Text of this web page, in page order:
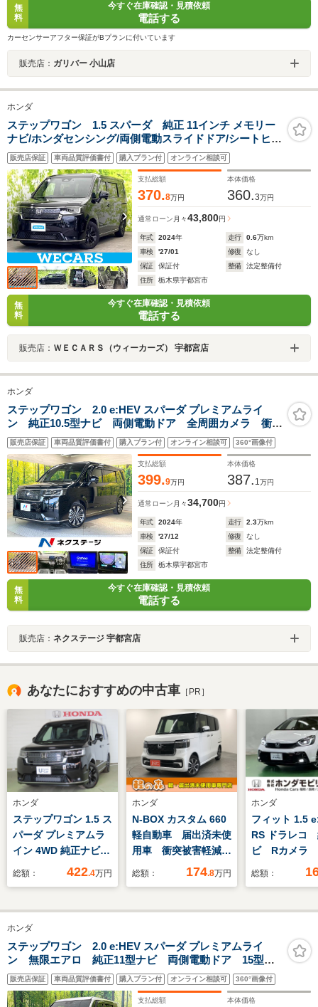
無
料
今すぐ在庫確認・見積依頼
電話する
カーセンサーアフター保証がBプランに付いています
販売店： ガリバー 小山店
ホンダ
ステップワゴン 1.5 スパーダ 純正 11インチ メモリー
ナビ/ホンダセンシング/両側電動スライドドア/シートヒー
ター 前席/マルチビューカメラシステム/車線逸脱防止支援
システム/電動バックドア/ドライブレコーダー 前後
販売店保証 車両品質評価書付 購入プラン付 オンライン相談可
支払総額
370.8万円
本体価格
360.3万円
通常ローン 月々43,800円
年式 2024年 走行 0.6万km
車検
'27/01 修復
なし
保証
保証付 整備
法定整備付
住所
栃木県宇都宮市
無
料
今すぐ在庫確認・見積依頼
電話する
販売店： ＷＥＣＡＲＳ（ウィーカーズ） 宇都宮店
ホンダ
ステップワゴン 2.0 e:HEV スパーダ プレミアムライ
ン 純正10.5型ナビ 両側電動ドア 全周囲カメラ 衝突
被害軽減システム 禁煙車 電動リアゲート ハーフレ
ザーシート コーナーセンサー スマートキー LEDヘ
ッド ビルトインETC 純正17インチアルミ
販売店保証 車両品質評価書付 購入プラン付 オンライン相談可 360°画像付
支払総額
399.9万円
本体価格
387. 1万円
通常ローン 月々34,700円
年式 2024年 走行 2.3万km
車検
'27/12 修復
なし
保証
保証付 整備
法定整備付
住所
栃木県宇都宮市
無
料
今すぐ在庫確認・見積依頼
電話する
販売店： ネクステージ 宇都宮店
あなたにおすすめの中古車 ［PR］
ホンダ
ステップワゴン 1.5 ス
パーダ プレミアムラ
イン 4WD 純正ナビ
マルチビューカメラ
付 TV有
総額： 422.4万円
ホンダ
N-BOX カスタム 660
軽自動車 届出済未使
用車 衝突被害軽減ブ
レーキ アダプティブ
フルフラットシート
ドア シートヒータ
ー バックカメラ ス
マートキー ABS
総額： 174.8万円
ホンダ
フィット 1.5
RS ドラレコ
ビ Rカメラ
総額：
ホンダ
ステップワゴン 2.0 e:HEV スパーダ プレミアムライ
ン 無限エアロ 純正11型ナビ 両側電動ドア 15型後
席モニター 全周囲カメラ 衝突被害軽減システム レ
ーダークルーズ 禁煙車 電動リアゲート ハーフレザ
ーシート シートヒーター LEDヘッド
販売店保証 車両品質評価書付 購入プラン付 オンライン相談可 360°画像付
支払総額 本体価格